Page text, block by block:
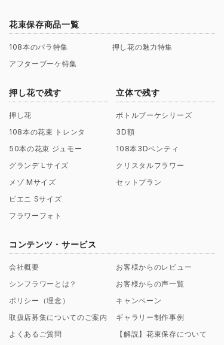
花束保存商品一覧
108本のバラ特集
押し花の魅力特集
アフターブーケ特集
押し花で残す
押し花
108本の花束 トレンタ
50本の花束 ジュモー
グランデ Lサイズ
メゾ Mサイズ
ピエニ Sサイズ
フラワーフォト
立体で残す
ボトルブーケシリーズ
3D額
108本3Dベンティ
クリスタルフラワー
セットプラン
コンテンツ・サービス
会社概要
シンフラワーとは？
ポリシー（理念）
取扱店募集についてのご案内
よくあるご質問
お客様からのレビュー
お客様からの声一覧
キャンペーン
ギャラリー制作事例
【解説】花束保存について